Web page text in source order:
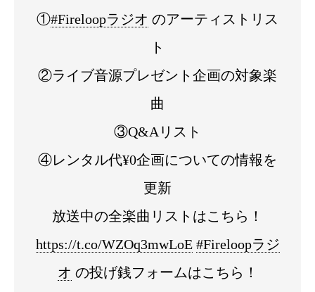
①#Fireloopラジオ のアーティストリス
ト
②ライブ音源プレゼント企画の対象楽
曲
③Q&Aリスト
④レンタル代¥0企画についての情報を
更新
放送中の全楽曲リストはこちら！
https://t.co/WZOq3mwLoE #Fireloopラジ
オ の投げ銭フォームはこちら！